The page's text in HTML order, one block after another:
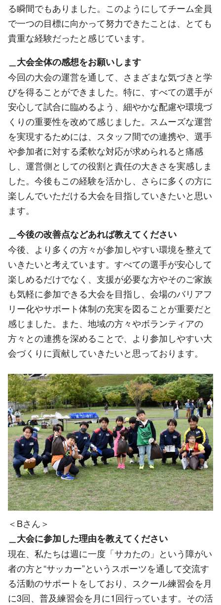
る瞬間でもありました。このようにしてチーム全員
で一つの目標に向かって努力できたことは、とても
貴重な経験だったと感じています。
＿大会全体の感想をお願いします
今回の大会の運営を通して、さまざまな気づきと学
びを得ることができました。特に、すべての選手が
安心して試合に臨めるよう、細やかな配慮や環境づ
くりの重要性を改めて感じました。スムーズな運営
を実現するためには、スタッフ間での連携や、選手
や参加者に対する柔軟な対応が求められると痛感
し、運営側としての役割と責任の大きさを実感しま
した。今後もこの経験を活かし、さらに多くの方に
楽しんでいただける大会を目指していきたいと思い
ます。
＿今後の改善点などあれば教えてください
今後、より多くの方々が参加しやすい環境を整えて
いきたいと考えています。すべての選手が安心して
楽しめるだけでなく、支援が必要な方やそのご家族
も気軽に参加できる大会を目指し、会場のバリアフ
リー化やサポート体制の充実を図ることが重要だと
感じました。また、地域の方々やボランティアの
方々との連携を深めることで、より参加しやすい大
会づくりに貢献していきたいと思っております。
＜Bさん＞
＿大会に参加した理由を教えてください
現在、私たちは週に一度「サカたの」という障がい
者の方と“サッカー”というスポーツを通して交流す
る活動のサポートをしており、スクール練習会を月
に3回、普及練習会を月に1回行っています。その活